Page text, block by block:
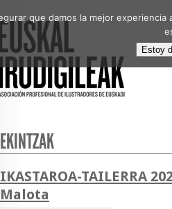
EKINTZAK
IKASTAROA-TAILERRA
Malota
que damos la mejor
Estoy